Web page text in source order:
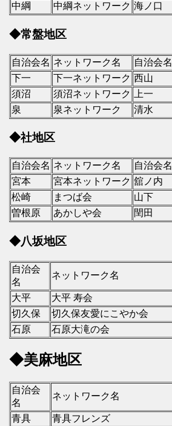
中綱
中綱ネットワーク 海ノ口
◆常盤地区
自治会名 ネットワーク名 自治会名
下一
下一ネットワーク 西山
須沼
須沼ネットワーク 上一
泉
泉ネットワーク 清水
◆社地区
自治会名 ネットワーク名 自治会名
宮本
宮本ネットワーク 舘ノ内
松崎
まつば会 山下
曽根原
あかしや会 閏田
◆八坂地区
自治会
名
ネットワーク名
大平
大平 寿会
切久保
切久保友愛にこやか会
石原
石原大滝の会
◆美麻地区
自治会
名
ネットワーク名
青具
青具フレンズ